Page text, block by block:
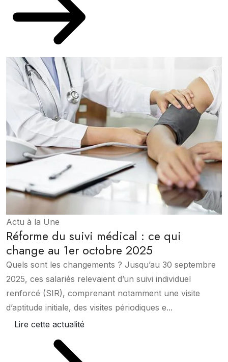
Actu à la Une
Réforme du suivi médical : ce qui
change au 1er octobre 2025
Quels sont les changements ? Jusqu’au 30 septembre
2025, ces salariés relevaient d’un suivi individuel
renforcé (SIR), comprenant notamment une visite
d’aptitude initiale, des visites périodiques e...
Lire cette actualité